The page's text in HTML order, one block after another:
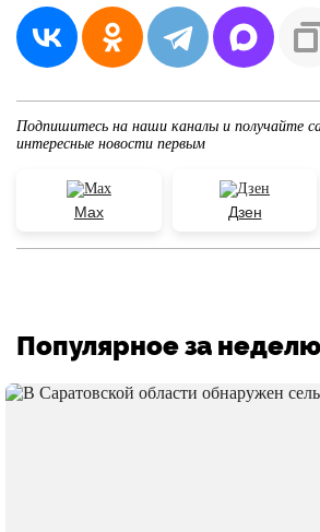
Подпишитесь на наши каналы и получайте
интересные новости первым
Max Дзен
Популярное за неделю